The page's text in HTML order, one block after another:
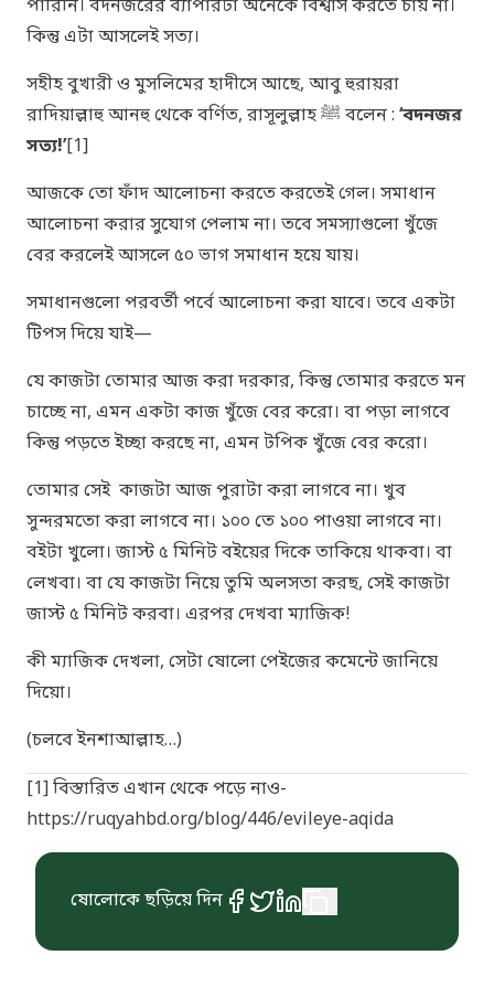
পারিনি। বদনজরের ব্যাপারটা অনেকে বিশ্বাস করতে চায় না।
কিন্তু এটা আসলেই সত্য।
সহীহ বুখারী ও মুসলিমের হাদীসে আছে, আবু হুরায়রা
রাদিয়াল্লাহু আনহু থেকে বর্ণিত, রাসূলুল্লাহ ﷺ বলেন : ‘বদনজর
সত্য!’[1]
আজকে তো ফাঁদ আলোচনা করতে করতেই গেল। সমাধান
আলোচনা করার সুযোগ পেলাম না। তবে সমস্যাগুলো খুঁজে
বের করলেই আসলে ৫০ ভাগ সমাধান হয়ে যায়।
সমাধানগুলো পরবর্তী পর্বে আলোচনা করা যাবে। তবে একটা
টিপস দিয়ে যাই—
যে কাজটা তোমার আজ করা দরকার, কিন্তু তোমার করতে মন
চাচ্ছে না, এমন একটা কাজ খুঁজে বের করো। বা পড়া লাগবে
কিন্তু পড়তে ইচ্ছা করছে না, এমন টপিক খুঁজে বের করো।
তোমার সেই কাজটা আজ পুরাটা করা লাগবে না। খুব
সুন্দরমতো করা লাগবে না। ১০০ তে ১০০ পাওয়া লাগবে না।
বইটা খুলো। জাস্ট ৫ মিনিট বইয়ের দিকে তাকিয়ে থাকবা। বা
লেখবা। বা যে কাজটা নিয়ে তুমি অলসতা করছ, সেই কাজটা
জাস্ট ৫ মিনিট করবা। এরপর দেখবা ম্যাজিক!
কী ম্যাজিক দেখলা, সেটা ষোলো পেইজের কমেন্টে জানিয়ে
দিয়ো।
(চলবে ইনশাআল্লাহ…)
[1] বিস্তারিত এখান থেকে পড়ে নাও-
https://ruqyahbd.org/blog/446/evileye-aqida
ষোলোকে ছড়িয়ে দিন